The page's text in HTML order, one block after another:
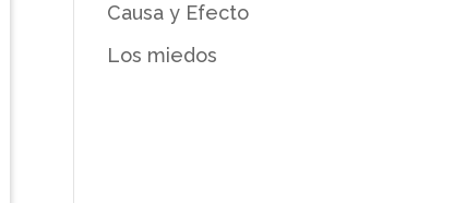
Causa y Efecto
Los miedos